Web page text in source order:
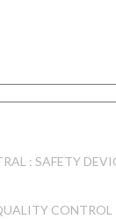
: SAFETY
CONTROL